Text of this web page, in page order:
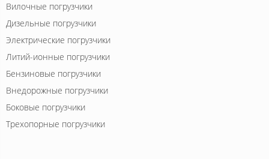
Вилочные погрузчики
Дизельные погрузчики
Электрические погрузчики
Литий-ионные погрузчики
Бензиновые погрузчики
Внедорожные погрузчики
Боковые погрузчики
Трехопорные погрузчики